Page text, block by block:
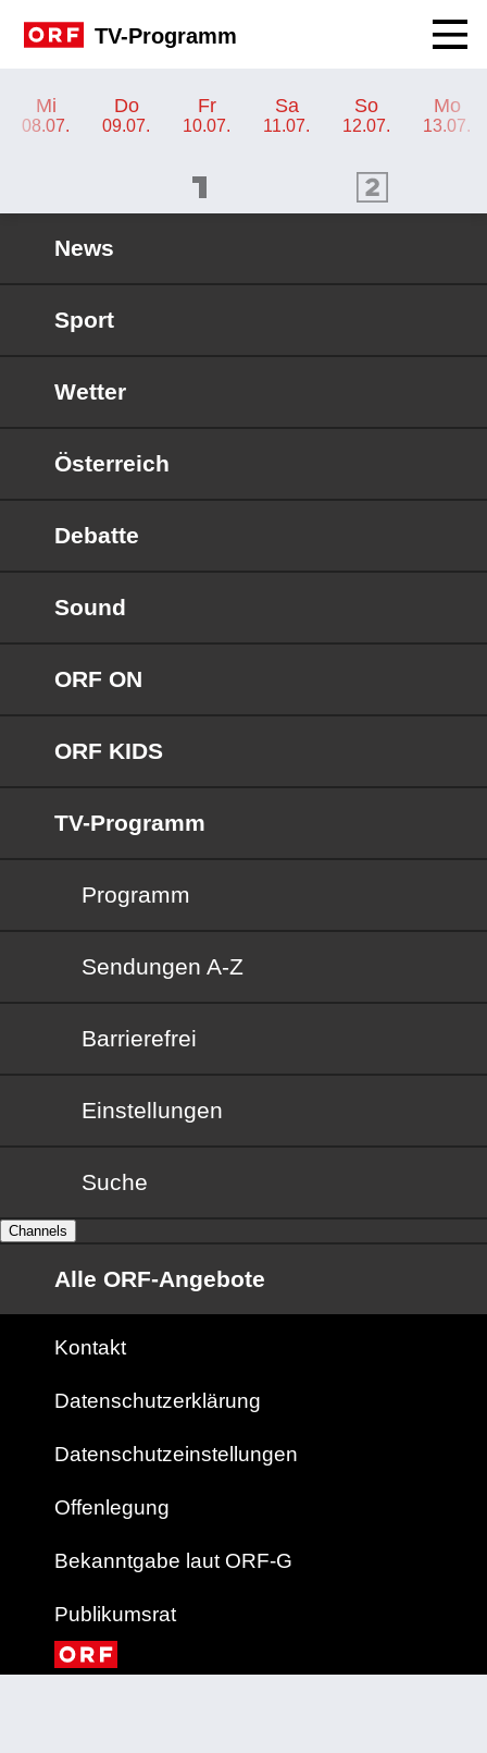
TV-Programm
Mi
08.07.
Do
09.07.
Fr
10.07.
Sa
11.07.
So
12.07.
Mo
13.07.
ORF 2 Programm
News
Sport
Wetter
Österreich
Debatte
Sound
ORF ON
ORF KIDS
TV-Programm
Programm
Sendungen von A bis Z
Sendungen A-Z
Barrierefrei
Barrierefrei
Einstellungen
Suche
Channels
Alle ORF-Angebote
Kontakt
Datenschutzerklärung
Datenschutzeinstellungen
Offenlegung
Bekanntgabe laut ORF-G
Publikumsrat